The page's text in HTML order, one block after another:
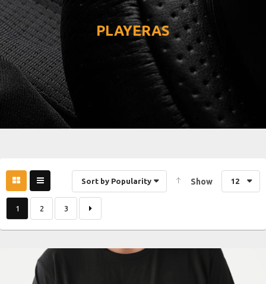
PLAYERAS
Sort by Popularity Show 12
1 2 3